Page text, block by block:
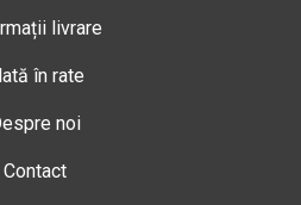
livrare
în rate
noi
Contact